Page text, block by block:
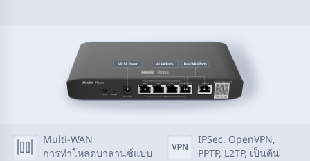
Multi-WAN
การทำโหลดบาลานซ์แบบ
IPSec, OpenVPN,
PPTP, L2TP, เป็นต้น